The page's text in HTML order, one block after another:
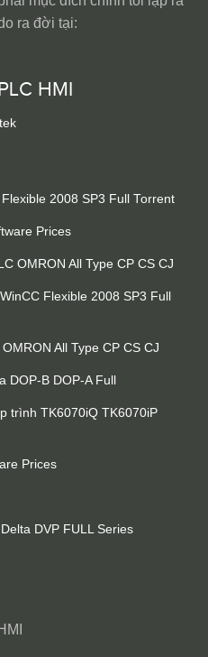
ra đời tại:
HMI
2008 SP3 Full Torrent
Prices
OMRON All Type CP CS CJ
Flexible 2008 SP3 Full
All Type CP CS CJ
DOP-B DOP-A Full
trình TK6070iQ TK6070iP
Prices
DVP FULL Series